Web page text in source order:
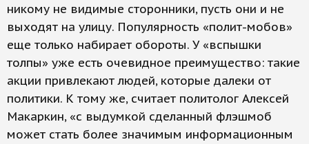
никому не видимые сторонники, пусть они и не
выходят на улицу. Популярность «полит-мобов»
еще только набирает обороты. У «вспышки
толпы» уже есть очевидное преимущество: такие
акции привлекают людей, которые далеки от
политики. К тому же, считает политолог Алексей
Макаркин, «с выдумкой сделанный флэшмоб
может стать более значимым информационным